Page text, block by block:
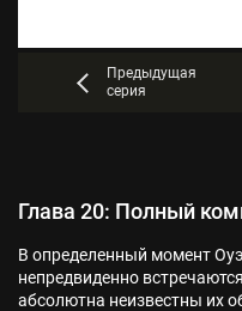
Предыдущая
серия
Глава 20: Полный
В определенный момент
непредвиденно
абсолютна неизвестны их